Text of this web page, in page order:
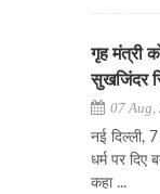
गृह मंत्री
सुखजिंदर
07 Aug,
नई दिल्ली,
धर्म पर दिए
कहा ...